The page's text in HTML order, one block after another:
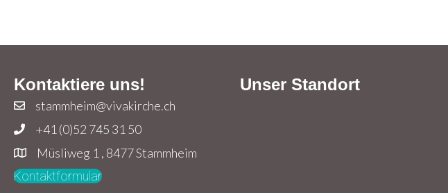
Kontaktiere uns!
stammheim@vivakirche.ch
+41 (0)52 745 31 50
Müsliweg 1 , 8477 Stammheim
Kontaktformular
Unser Standort